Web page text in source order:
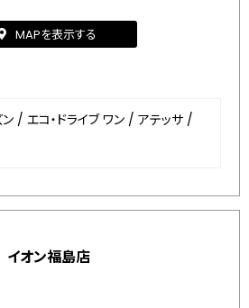
MAPを表示する
ン / エコ・ドライブ ワン / アテッサ /
オン福島店